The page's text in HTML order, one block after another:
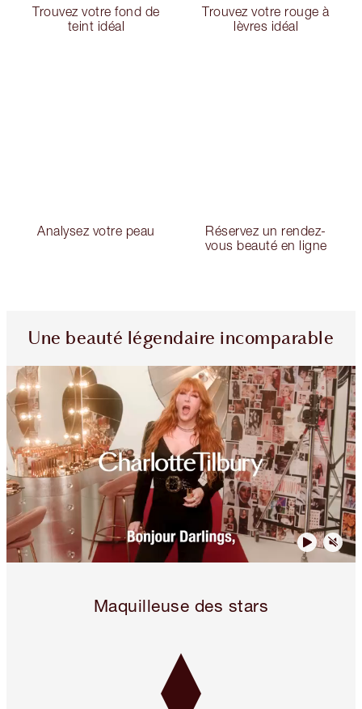
Trouvez votre fond de
teint idéal
Trouvez votre rouge à
lèvres idéal
Analysez votre peau
Réservez un rendez-
vous beauté en ligne
Une beauté légendaire incomparable
Maquilleuse des stars